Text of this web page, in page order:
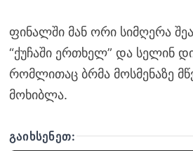
ფინალში მან ორი სიმღერა
“ქუჩაში ერთხელ” და სელინ
რომლითაც ბრმა მოსმენაზე
მოხიბლა.
ᲒᲐᲘᲮᲡᲔᲜᲔᲗ: